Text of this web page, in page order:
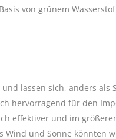
von grünem
lassen sich, anders als
hervorragend für den
effektiver und im
und Sonne könnten